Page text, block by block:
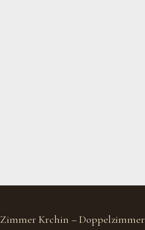
Zimmer Krchin – Doppelzimmer